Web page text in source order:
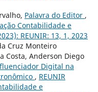
Palavra do Editor ,
Contabilidade e
REUNIR: 13, 1, 2023
Cruz Monteiro
Costa, Anderson Diego
Digital na
, REUNIR
e